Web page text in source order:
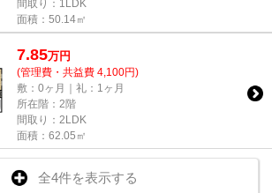
間取り：1LDK
面積：50.14㎡
7.85万円
(管理費・共益費 4,100円)
敷：0ヶ月｜礼：1ヶ月
所在階：2階
間取り：2LDK
面積：62.05㎡
全4件を表示する